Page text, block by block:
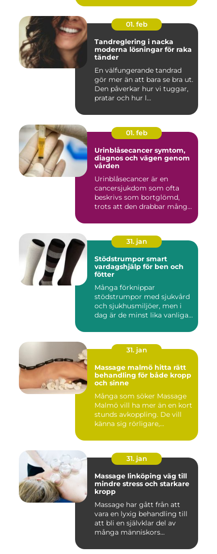
01. feb
Tandreglering i nacka
moderna lösningar för raka
tänder
En välfungerande tandrad
gör mer än att bara se bra ut.
Den påverkar hur vi tuggar,
pratar och hur l...
01. feb
Urinblåsecancer symtom,
diagnos och vägen genom
vården
Urinblåsecancer är en
cancersjukdom som ofta
beskrivs som bortglömd,
trots att den drabbar många
31. jan
Stödstrumpor smart
vardagshjälp för ben och
fötter
Många förknippar
stödstrumpor med sjukvård
och sjukhusmiljöer, men i
dag är de minst lika vanliga
31. jan
Massage malmö hitta rätt
behandling för både kropp
och sinne
Många som söker Massage
Malmö vill ha mer än en kort
stunds avkoppling. De vill
känna sig rörligare,...
31. jan
Massage linköping väg till
mindre stress och starkare
kropp
Massage har gått från att
vara en lyxig behandling till
att bli en självklar del av
många människors...